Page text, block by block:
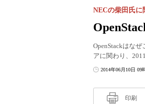
NECの柴田氏に
OpenStackはな
アに関わり、
2014年06月10日 09
印刷